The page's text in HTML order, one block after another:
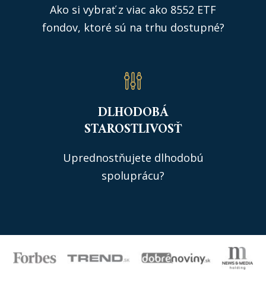
Ako si vybrať z viac ako 8552 ETF
fondov, ktoré sú na trhu dostupné?
DLHODOBÁ
STAROSTLIVOSŤ
Uprednostňujete dlhodobú
spoluprácu?